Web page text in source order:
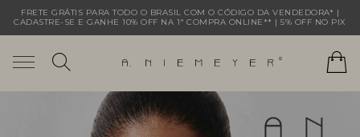
FRETE GRÁTIS PARA TODO O BRASIL COM O CÓDIGO DA VENDEDORA* |
CADASTRE-SE E GANHE 10% OFF NA 1ª COMPRA ONLINE** | 5% OFF NO PIX